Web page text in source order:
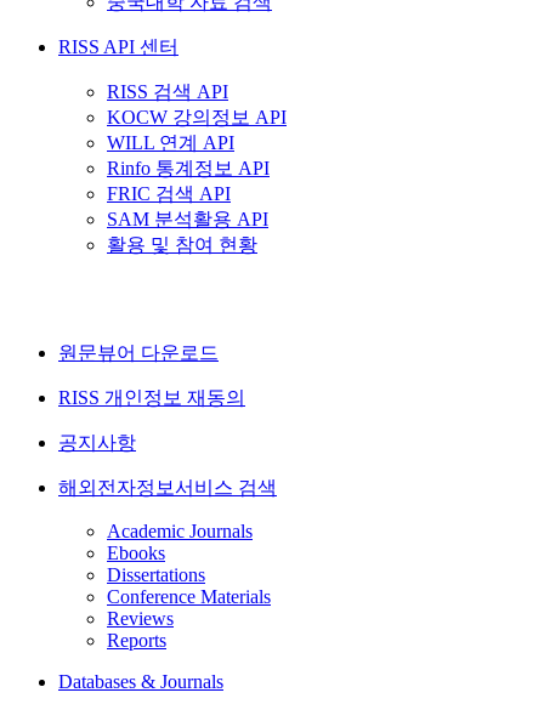
RISS API 센터
RISS 검색 API
KOCW 강의정보 API
WILL 연계 API
Rinfo 통계정보 API
FRIC 검색 API
SAM 분석활용 API
활용 및 참여 현황
원문뷰어 다운로드
RISS 개인정보 재동의
공지사항
해외전자정보서비스 검색
Academic Journals
Ebooks
Dissertations
Conference Materials
Reviews
Reports
Databases & Journals